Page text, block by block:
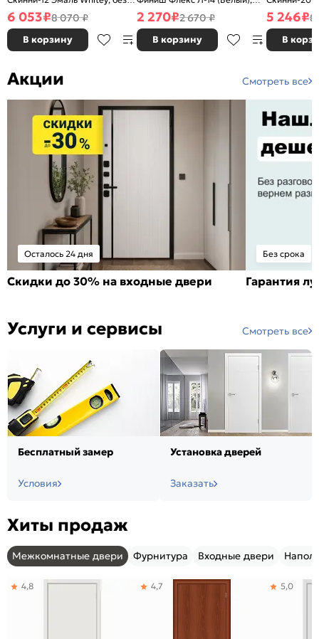
декора, глухая, без стекла,
без кромки, скиновая
6 053₽8 070 ₽
В корзину
глухая, каркасно-щитовая
2 270₽2 670 ₽
В корзину
декора,
без кромки,
5 246₽8
В
Акции Смотреть все
Осталось 24 дня
Скидки до 30% на входные двери
Без срока
Гарантия
Услуги и сервисы Смотреть все
Бесплатный замер
Условия
Установка дверей
Заказать
Хиты продаж
Межкомнатные двери Фурнитура Входные двери
4,8 4,7 5,0